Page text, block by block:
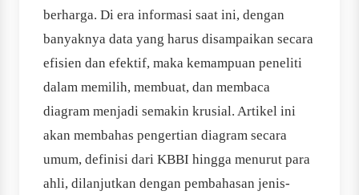
berharga. Di era informasi saat ini, dengan
banyaknya data yang harus disampaikan secara
efisien dan efektif, maka kemampuan peneliti
dalam memilih, membuat, dan membaca
diagram menjadi semakin krusial. Artikel ini
akan membahas pengertian diagram secara
umum, definisi dari KBBI hingga menurut para
ahli, dilanjutkan dengan pembahasan jenis-